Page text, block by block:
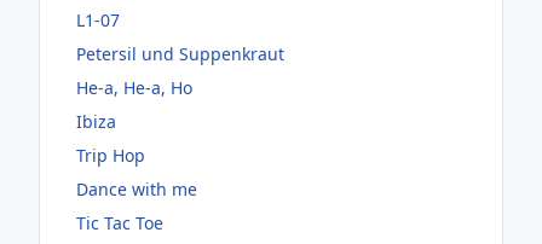
L1-07
Petersil und Suppenkraut
He-a, He-a, Ho
Ibiza
Trip Hop
Dance with me
Tic Tac Toe